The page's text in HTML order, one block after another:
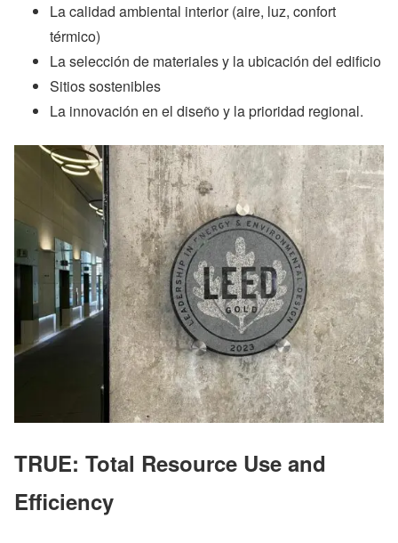
La calidad ambiental interior (aire, luz, confort
térmico)
La selección de materiales y la ubicación del edificio
Sitios sostenibles
La innovación en el diseño y la prioridad regional.
TRUE: Total Resource Use and
Efficiency